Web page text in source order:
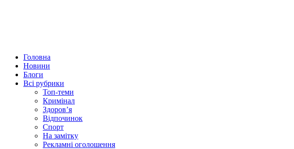
Головна
Новини
Блоги
Всі рубрики
Топ-теми
Кримінал
Здоров’я
Відпочинок
Спорт
На замітку
Рекламні оголошення